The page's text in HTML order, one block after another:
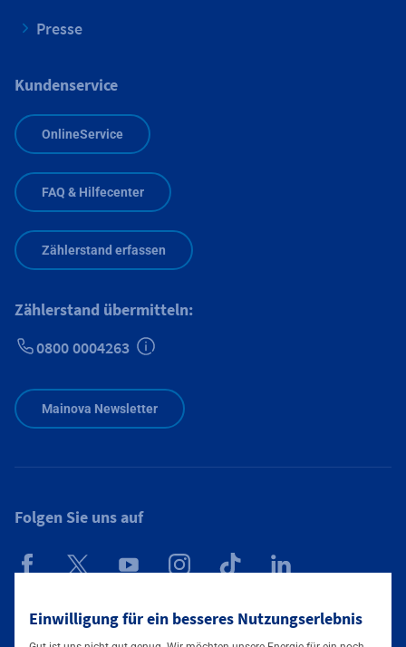
Einwilligung für ein besseres Nutzungserlebnis
Presse
Kundenservice
OnlineService
FAQ & Hilfecenter
Zählerstand erfassen
Zählerstand übermitteln:
0800 0004263
Mainova Newsletter
Folgen Sie uns auf
Mainova App